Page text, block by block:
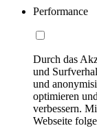
Performance
Durch das
und
und
optimieren
verbessern.
Webseite